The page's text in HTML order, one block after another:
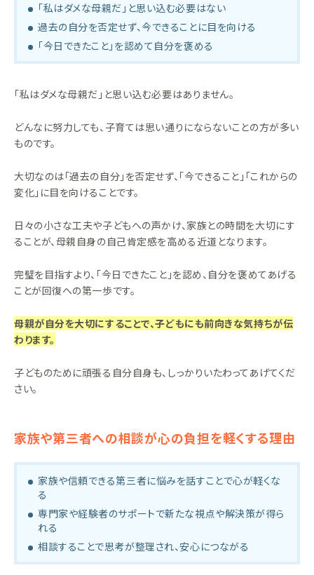
「私はダメな母親だ」と思い込む必要はない
過去の自分を否定せず、今できることに目を向ける
「今日できたこと」を認めて自分を褒める
「私はダメな母親だ」と思い込む必要はありません。
どんなに努力しても、子育ては思い通りにならないことの方が多い
ものです。
大切なのは「過去の自分」を否定せず、「今できること」「これからの
変化」に目を向けることです。
日々の小さな工夫や子どもへの声かけ、家族との時間を大切にす
ることが、母親自身の自己肯定感を高める近道となります。
完璧を目指すより、「今日できたこと」を認め、自分を褒めてあげる
ことが回復への第一歩です。
母親が自分を大切にすることで、子どもにも前向きな気持ちが伝
わります。
子どものために頑張る自分自身も、しっかりいたわってあげてくだ
さい。
家族や第三者への相談が心の負担を軽くする理由
家族や信頼できる第三者に悩みを話すことで心が軽くな
る
専門家や経験者のサポートで新たな視点や解決策が得ら
れる
相談することで思考が整理され、安心につながる